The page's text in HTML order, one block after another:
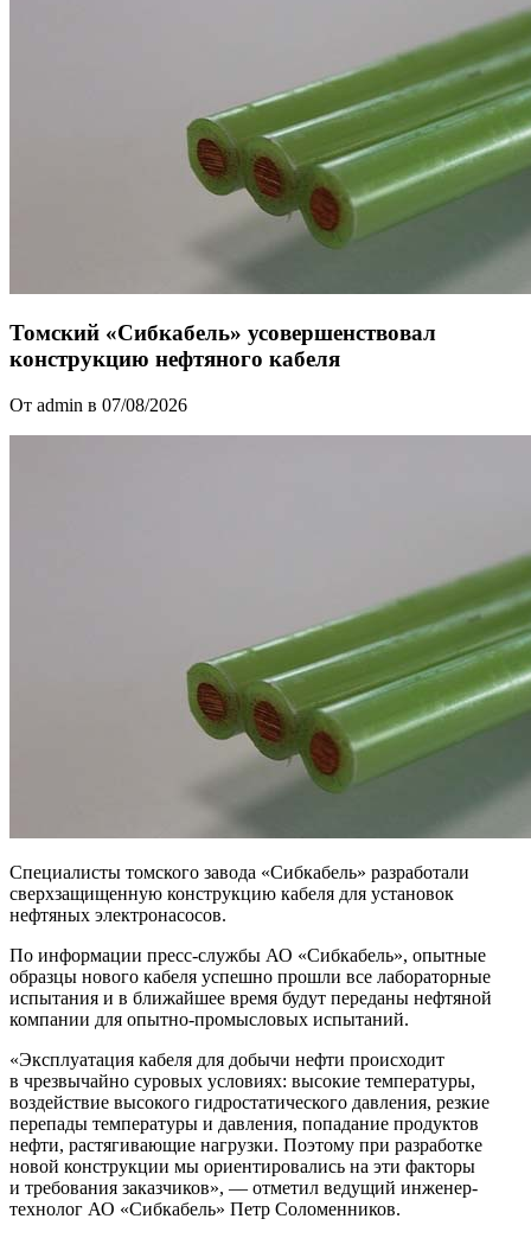
Томский «Сибкабель» усовершенствовал
конструкцию нефтяного кабеля
От admin в 07/08/2026
Специалисты томского завода «Сибкабель» разработали
сверхзащищенную конструкцию кабеля для установок
нефтяных электронасосов.
По информации пресс-службы АО «Сибкабель», опытные
образцы нового кабеля успешно прошли все лабораторные
испытания и в ближайшее время будут переданы нефтяной
компании для опытно-промысловых испытаний.
«Эксплуатация кабеля для добычи нефти происходит
в чрезвычайно суровых условиях: высокие температуры,
воздействие высокого гидростатического давления, резкие
перепады температуры и давления, попадание продуктов
нефти, растягивающие нагрузки. Поэтому при разработке
новой конструкции мы ориентировались на эти факторы
и требования заказчиков», — отметил ведущий инженер-
технолог АО «Сибкабель» Петр Соломенников.